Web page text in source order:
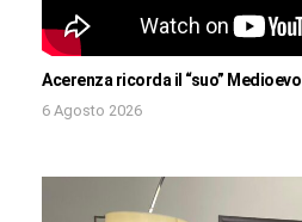
Acerenza ricorda il “suo” Medioevo
6 Agosto 2026